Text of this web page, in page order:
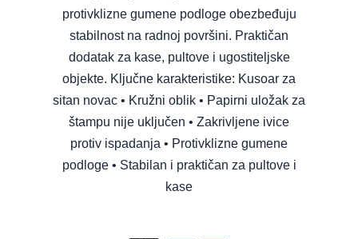
protivklizne gumene podloge obezbeđuju
stabilnost na radnoj površini. Praktičan
dodatak za kase, pultove i ugostiteljske
objekte. Ključne karakteristike: Kusoar za
sitan novac • Kružni oblik • Papirni uložak za
štampu nije uključen • Zakrivljene ivice
protiv ispadanja • Protivklizne gumene
podloge • Stabilan i praktičan za pultove i
kase